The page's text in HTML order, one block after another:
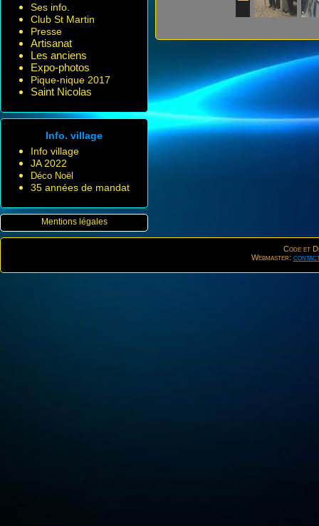
Ses info.
Club St Martin
Presse
Artisanat
Les anciens
Expo-photos
Pique-nique 2017
Saint Nicolas
Info. village
Info village
JA 2022
Déco Noël
35 années de mandat
Mentions légales
Code et
Webmaster: